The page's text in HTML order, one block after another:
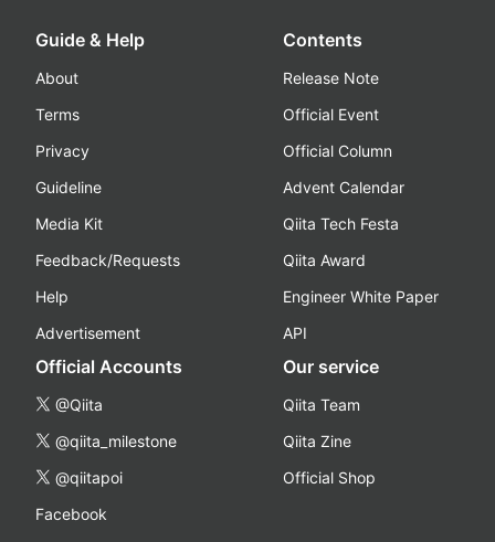
Guide & Help
About
Terms
Privacy
Guideline
Media Kit
Feedback/Requests
Help
Advertisement
Contents
Release Note
Official Event
Official Column
Advent Calendar
Qiita Tech Festa
Qiita Award
Engineer White Paper
API
Official Accounts
@Qiita
@qiita_milestone
@qiitapoi
Facebook
Our service
Qiita Team
Qiita Zine
Official Shop